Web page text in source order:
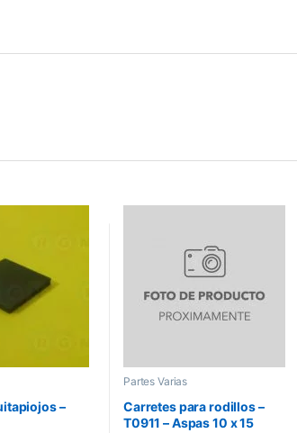
–
Partes Varias
Carretes para rodillos –
T0911 – Aspas 10 x 15